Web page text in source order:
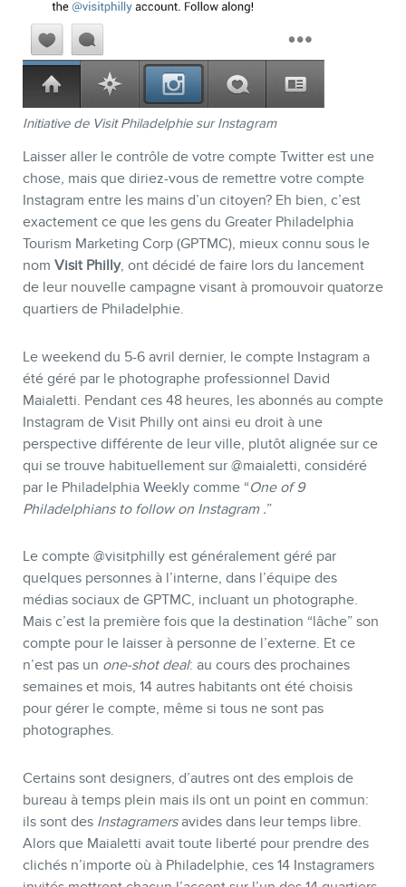
INFOLETTRE
Initiative de Visit Philadelphie sur Instagram
Laisser aller le contrôle de votre compte Twitter est une
chose, mais que diriez-vous de remettre votre compte
Instagram entre les mains d’un citoyen? Eh bien, c’est
exactement ce que les gens du Greater Philadelphia
Tourism Marketing Corp (GPTMC), mieux connu sous le
nom Visit Philly, ont décidé de faire lors du lancement
de leur nouvelle campagne visant à promouvoir quatorze
quartiers de Philadelphie.
Le weekend du 5-6 avril dernier, le compte Instagram a
été géré par le photographe professionnel David
Maialetti. Pendant ces 48 heures, les abonnés au compte
Instagram de Visit Philly ont ainsi eu droit à une
perspective différente de leur ville, plutôt alignée sur ce
qui se trouve habituellement sur @maialetti, considéré
par le Philadelphia Weekly comme “One of 9
Philadelphians to follow on Instagram .”
Le compte @visitphilly est généralement géré par
quelques personnes à l’interne, dans l’équipe des
médias sociaux de GPTMC, incluant un photographe.
Mais c’est la première fois que la destination “lâche” son
compte pour le laisser à personne de l’externe. Et ce
n’est pas un one-shot deal: au cours des prochaines
semaines et mois, 14 autres habitants ont été choisis
pour gérer le compte, même si tous ne sont pas
photographes.
Certains sont designers, d’autres ont des emplois de
bureau à temps plein mais ils ont un point en commun:
ils sont des Instagramersavides dans leur temps libre.
Alors que Maialetti avait toute liberté pour prendre des
clichés n’importe où à Philadelphie, ces 14 Instagramers